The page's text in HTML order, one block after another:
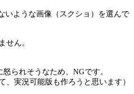
いような画像（スクショ）を選んで
せん。
られそうなため、NGです。
、実況可能版も作ろうと思います）